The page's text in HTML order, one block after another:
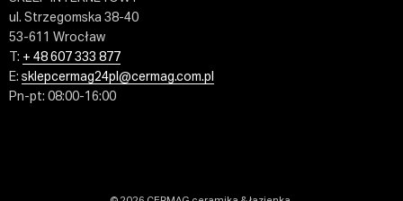
ul. Strzegomska 38-40
53-611 Wrocław
T: + 48 607 333 877
E: sklepcermag24pl@cermag.com.pl
Pn-pt: 08:00-16:00